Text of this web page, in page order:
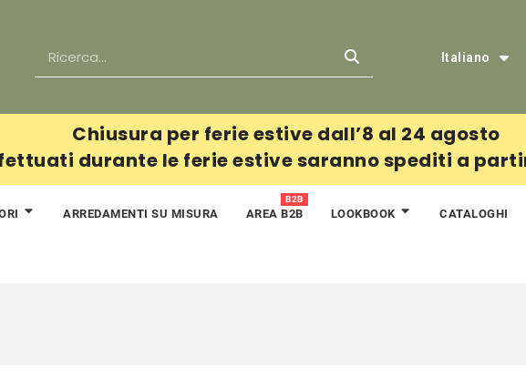
Italiano
Chiusura per ferie estive dall’8 al 24 agosto
durante le ferie estive saranno spediti a
ARREDAMENTI SU MISURA AREA B2B
B2B
LOOKBOOK CATALOGHI